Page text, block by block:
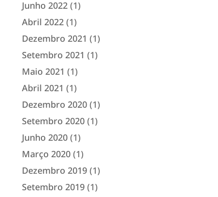
Junho 2022(1)
Abril 2022(1)
Dezembro 2021 (1)
Setembro 2021 (1)
Maio 2021 (1)
Abril 2021 (1)
Dezembro 2020(1)
Setembro 2020(1)
Junho 2020(1)
Março 2020(1)
Dezembro 2019(1)
Setembro 2019(1)